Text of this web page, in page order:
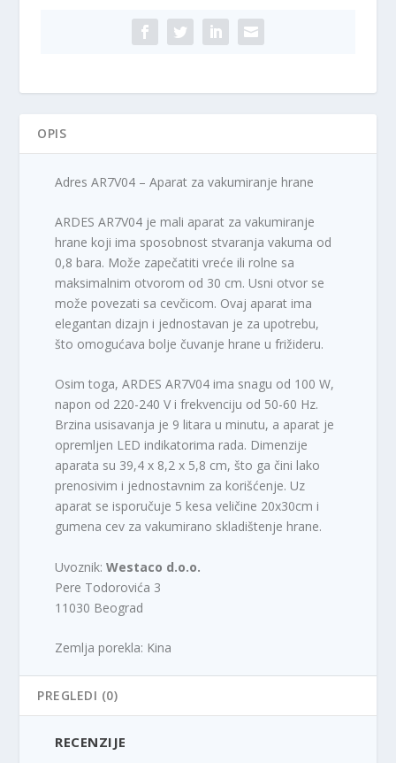
j
e
6
.
9
0
,
0
0
R
S
D
.
0
0
R
S
D
.
OPIS
Adres AR7V04 – Aparat za vakumiranje hrane
ARDES AR7V04 je mali aparat za vakumiranje
hrane koji ima sposobnost stvaranja vakuma od
0,8 bara. Može zapečatiti vreće ili rolne sa
maksimalnim otvorom od 30 cm. Usni otvor se
može povezati sa cevčicom. Ovaj aparat ima
elegantan dizajn i jednostavan je za upotrebu,
što omogućava bolje čuvanje hrane u frižideru.
Osim toga, ARDES AR7V04 ima snagu od 100 W,
napon od 220-240 V i frekvenciju od 50-60 Hz.
Brzina usisavanja je 9 litara u minutu, a aparat je
opremljen LED indikatorima rada. Dimenzije
aparata su 39,4 x 8,2 x 5,8 cm, što ga čini lako
prenosivim i jednostavnim za korišćenje. Uz
aparat se isporučuje 5 kesa veličine 20x30cm i
gumena cev za vakumirano skladištenje hrane.
Uvoznik:Westaco d.o.o.
Pere Todorovića 3
11030 Beograd
Zemlja porekla: Kina
PREGLEDI (0)
RECENZIJE